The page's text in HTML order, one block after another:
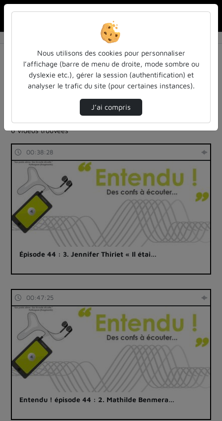
Résultats de la recherche
Filtres actifs (cliquer pour en retirer) :
Français
entendu-des-confs-a-ecouter
autres
entendu-des-confs-a-ecouter
entendu-des-confs-a-ecouter
education
6 vidéos trouvées
00:38:28
Épisode 44 : 3. Jennifer Thiriet « Il étai…
00:47:25
Entendu ! épisode 44 : 2. Mathilde Benmera…
Nous utilisons des cookies pour personnaliser
l’affichage (barre de menu de droite, mode sombre ou
dyslexie etc.), gérer la session (authentification) et
analyser le trafic du site (pour certaines instances).
J’ai compris